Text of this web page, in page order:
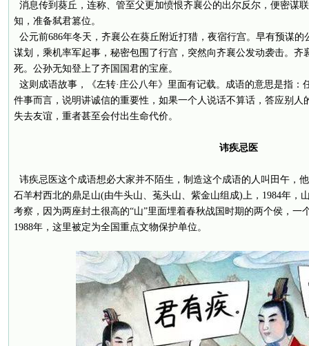
消息传到葵丘，连称、管至父更加愤恨齐襄公的出尔反尔，便密谋
知，准备弑君篡位。
公元前686年冬天，齐襄公在葵丘附近打猎，夜宿行宫。早有预谋
谋划，乘机率军起事，秘密包围了行宫，突然向齐襄公发动袭击。齐
死。公孙无知登上了齐国国君的宝座。
这则成语故事，《左转·庄公八年》里面有记载。成语的意思是指：
件事而言，说明讲诚信的重要性，如果一个人说话不算话，答应别人
失去友谊，重者甚至会付出生命代价。
讳疾忌医
讳疾忌医这个成语想必大家并不陌生，制造这个成语的人叫田午，
石羊村西北的鼎足山(由牛头山、菟头山、紫金山组成)上，1984年，
考察，因为两座封土很高的“山”里面埋着春秋战国时期的两个侯，一
1988年，这里被定为全国重点文物保护单位。